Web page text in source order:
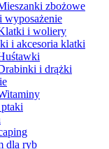
zbożowe
wyposażenie
i woliery
i akcesoria klatki
i drążki
dla ryb